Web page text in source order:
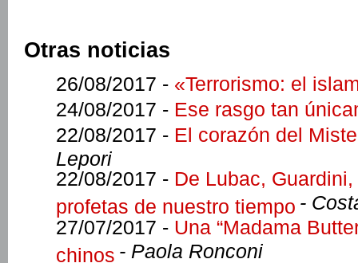
Otras noticias
26/08/2017 - «Terrorismo: el
24/08/2017 - Ese rasgo tan
22/08/2017 - El corazón del
Lepori
22/08/2017 - De Lubac,
profetas de nuestro tiempo -
27/07/2017 - Una “Madama
chinos - Paola Ronconi